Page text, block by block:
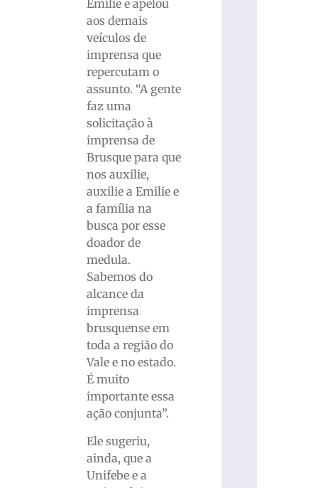
Emilie e apelou
aos demais
veículos de
imprensa que
repercutam o
assunto. “A gente
faz uma
solicitação à
imprensa de
Brusque para que
nos auxilie,
auxilie a Emilie e
a família na
busca por esse
doador de
medula.
Sabemos do
alcance da
imprensa
brusquense em
toda a região do
Vale e no estado.
É muito
importante essa
ação conjunta”.
Ele sugeriu,
ainda, que a
Unifebe e a